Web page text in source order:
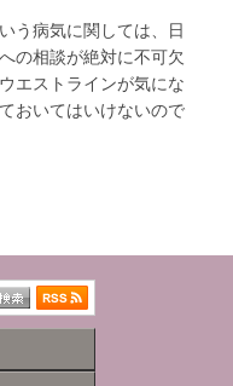
う病気に関しては、日
の相談が絶対に不可欠
エストラインが気にな
おいてはいけないので